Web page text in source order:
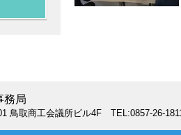
務局
鳥取商工会議所ビル4F TEL:0857-26-